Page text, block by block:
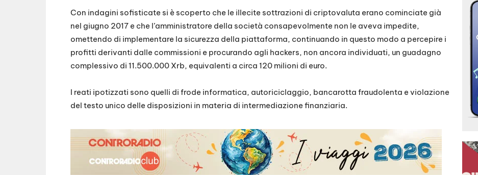
Con indagini sofisticate si è scoperto che le illecite sottrazioni di criptovaluta erano cominciate già
nel giugno 2017 e che l’amministratore della società consapevolmente non le aveva impedite,
omettendo di implementare la sicurezza della piattaforma, continuando in questo modo a percepire i
profitti derivanti dalle commissioni e procurando agli hackers, non ancora individuati, un guadagno
complessivo di 11.500.000 Xrb, equivalenti a circa 120 milioni di euro.
I reati ipotizzati sono quelli di frode informatica, autoriciclaggio, bancarotta fraudolenta e violazione
del testo unico delle disposizioni in materia di intermediazione finanziaria.